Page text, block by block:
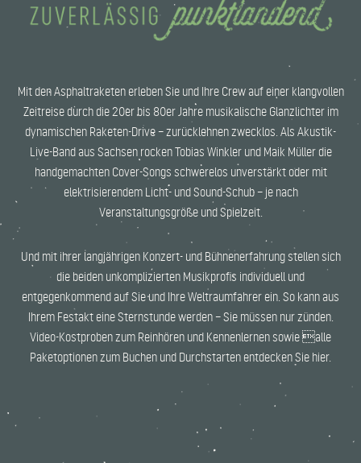
Mit den Asphaltraketen erleben Sie und Ihre Crew auf einer klangvollen
Zeitreise durch die 20er bis 80er Jahre musikalische Glanzlichter im
dynamischen Raketen-Drive – zurücklehnen zwecklos. Als Akustik-
Live-Band aus Sachsen rocken Tobias Winkler und Maik Müller die
handgemachten Cover-Songs schwerelos unverstärkt oder mit
elektrisierendem Licht- und Sound-Schub – je nach
Veranstaltungsgröße und Spielzeit.
Und mit ihrer langjährigen Konzert- und Bühnenerfahrung stellen sich
die beiden unkomplizierten Musikprofis individuell und
entgegenkommend auf Sie und Ihre Weltraumfahrer ein. So kann aus
Ihrem Festakt eine Sternstunde werden – Sie müssen nur zünden.
Video-Kostproben zum Reinhören und Kennenlernen sowie alle
Paketoptionen zum Buchen und Durchstarten entdecken Sie hier.